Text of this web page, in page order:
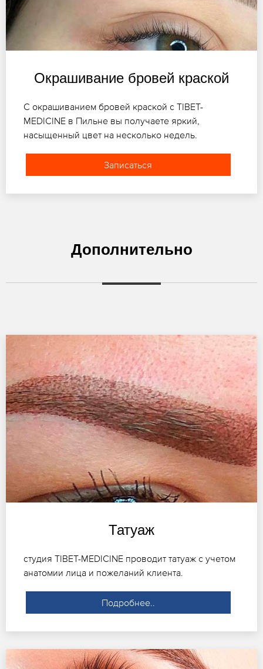
Окрашивание бровей краской
С окрашиванием бровей краской с TIBET-
MEDICINE в Пильне вы получаете яркий,
насыщенный цвет на несколько недель.
Записаться
Дополнительно
Татуаж
студия TIBET-MEDICINE проводит татуаж с учетом
анатомии лица и пожеланий клиента.
Подробнее..